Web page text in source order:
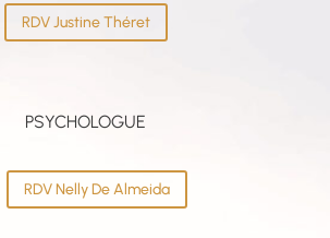
RDV Justine Théret
PSYCHOLOGUE
RDV Nelly De Almeida